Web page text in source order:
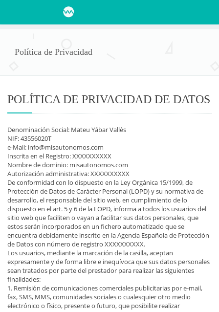
Política de Privacidad
POLÍTICA DE PRIVACIDAD DE DATOS
Denominación Social: Mateu Yábar Vallès
NIF: 43556020T
e-Mail: info@misautonomos.com
Inscrita en el Registro: XXXXXXXXXX
Nombre de dominio: misautonomos.com
Autorización administrativa: XXXXXXXXXX
De conformidad con lo dispuesto en la Ley Orgánica 15/1999, de
Protección de Datos de Carácter Personal (LOPD) y su normativa de
desarrollo, el responsable del sitio web, en cumplimiento de lo
dispuesto en el art. 5 y 6 de la LOPD, informa a todos los usuarios del
sitio web que faciliten o vayan a facilitar sus datos personales, que
estos serán incorporados en un fichero automatizado que se
encuentra debidamente inscrito en la Agencia Española de Protección
de Datos con número de registro XXXXXXXXXX.
Los usuarios, mediante la marcación de la casilla, aceptan
expresamente y de forma libre e inequívoca que sus datos personales
sean tratados por parte del prestador para realizar las siguientes
finalidades:
1. Remisión de comunicaciones comerciales publicitarias por e-mail,
fax, SMS, MMS, comunidades sociales o cualesquier otro medio
electrónico o físico, presente o futuro, que posibilite realizar